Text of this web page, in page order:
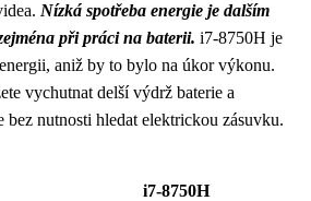
Nízká spotřeba energie je dalším
při práci na baterii. i7-8750H je
aniž by to bylo na úkor výkonu.
vychutnat delší výdrž baterie a
bez nutnosti hledat elektrickou zásuvku.
i7-8750H